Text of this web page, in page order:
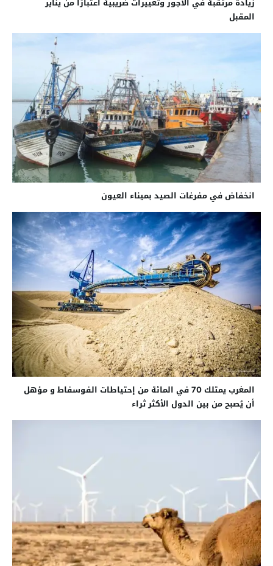
المقبل
انخفاض في مفرغات الصيد بميناء العيون
المغرب يمتلك 70 في المائة من إحتياطات الفوسفاط و مؤهل
أن يُصبح من بين الدول الأكثر ثراء